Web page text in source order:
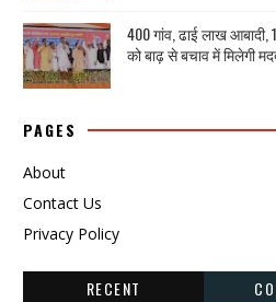
400 गांव, ढाई लाख आबादी,
को बाढ़ से बचाव में मिलेगी
PAGES
About
Contact Us
Privacy Policy
RECENT